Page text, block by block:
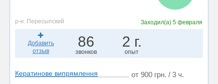
р-н. Пересыпский Заходил(а)5 февраля
Добавить
отзыв
86
звонков
2 г.
опыт
Кератинове випрямлення
от 900 грн. / 3 ч.